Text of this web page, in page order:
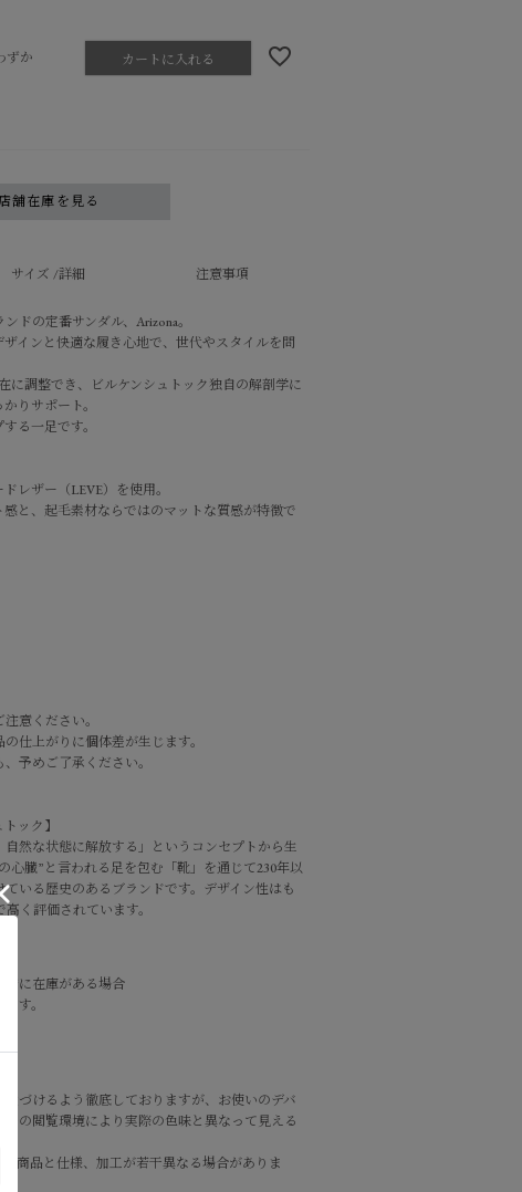
ずか カートに入れる
店舗在庫を見る
サイズ /詳細 注意事項
ドの定番サンダル、Arizona。
インと快適な履き心地で、世代やスタイルを問
に調整でき、ビルケンシュトック独自の解剖学に
りサポート。
る一足です。
レザー（LEVE）を使用。
と、起毛素材ならではのマットな質感が特徴で
意ください。
仕上がりに個体差が生じます。
予めご了承ください。
トック】
自然な状態に解放する」というコンセプトから生
心臓”と言われる足を包む「靴」を通じて230年以
いる歴史のあるブランドです。デザイン性はも
く評価されています。
店に在庫がある場合
す。
づけるよう徹底しておりますが、お使いのデバ
の閲覧環境により実際の色味と異なって見える
商品と仕様、加工が若干異なる場合がありま